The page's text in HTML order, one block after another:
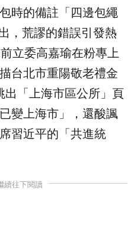
時的備註「四邊包繩
，荒謬的錯誤引發熱
立委高嘉瑜在粉專上
台北市重陽敬老禮金
「
上海市區公所」頁
變上海市」，還酸諷
習近平的「共進統
續往下閱讀